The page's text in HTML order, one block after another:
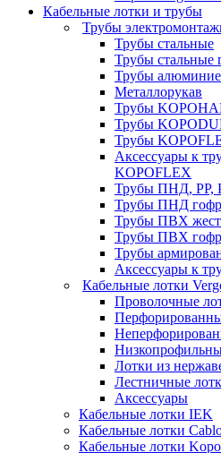
Кабельные лотки и трубы
Трубы
Трубы стальные
Трубы стальные
Трубы
Металлорукав
Трубы
Трубы
Трубы
Аксессуары к
KOPOFLEX
Трубы ПНД, РР,
Трубы ПНД
Трубы ПВХ
Трубы ПВХ
Трубы
Аксессуары к
Кабельные лотки
Проволочные
Лотки из
Лестничные
Аксессуары
Кабельные лотки IEK
Кабельные лотки
Кабельные лотки